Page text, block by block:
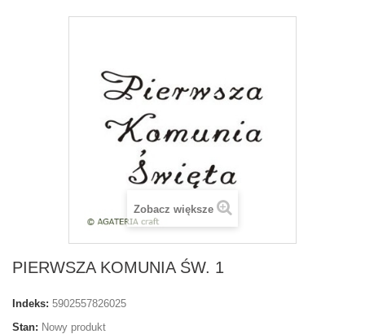
Zobacz większe
PIERWSZA KOMUNIA ŚW. 1
Indeks: 5902557826025
Stan: Nowy produkt